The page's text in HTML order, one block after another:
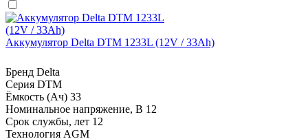
Аккумулятор Delta DTM 1233L (12V / 33Ah)
Бренд Delta
Серия DTM
Ёмкость (Ач) 33
Номинальное напряжение, В 12
Срок службы, лет 12
Технология AGM